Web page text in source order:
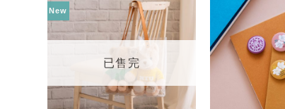
New
加入
「願
望輕
已售完